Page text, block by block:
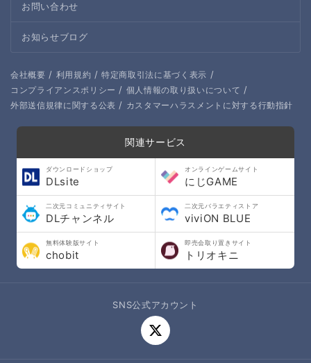
お問い合わせ
お知らせブログ
会社概要 / 利用規約 / 特定商取引法に基づく表示 /
コンプライアンスポリシー / 個人情報の取り扱いについて /
外部送信規律に関する公表 / カスタマーハラスメントに対する行動指針
関連サービス
ダウンロードショップ
DLsite
オンラインゲームサイト
にじGAME
二次元コミュニティサイト
DLチャンネル
二次元バラエティストア
viviON BLUE
無料体験版サイト
chobit
即売会取り置きサイト
トリオキニ
SNS公式アカウント